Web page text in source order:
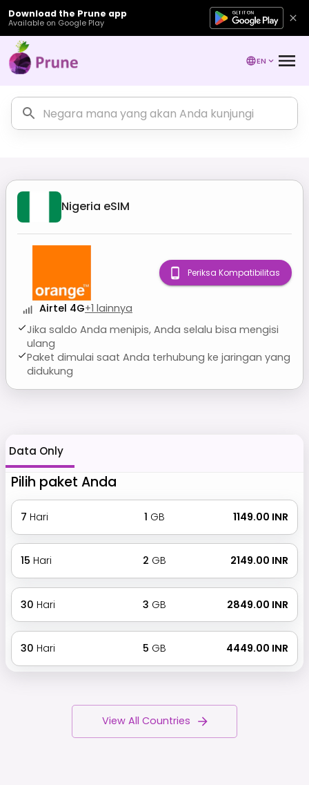
Download the Prune app
Available on Google Play
EN
Nigeria eSIM
Airtel 4G+1 lainnya
Jika saldo Anda menipis, Anda selalu bisa mengisi
ulang
Paket dimulai saat Anda terhubung ke jaringan yang
didukung
Periksa Kompatibilitas
Data Only
Pilih paket Anda
7 Hari 1 GB ₹ 1149.00 INR
15 Hari 2 GB ₹ 2149.00 INR
30 Hari 3 GB ₹ 2849.00 INR
30 Hari 5 GB ₹ 4449.00 INR
View All Countries